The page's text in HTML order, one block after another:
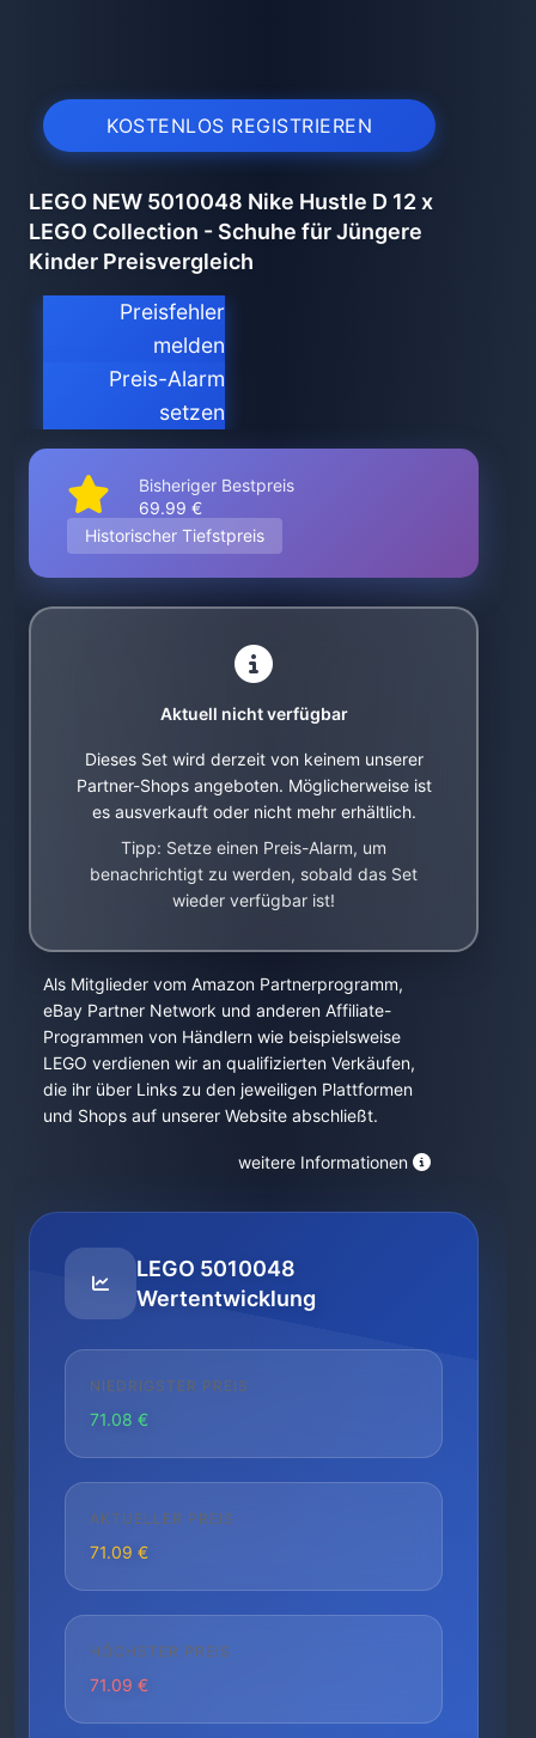
KOSTENLOS REGISTRIEREN
LEGO NEW 5010048 Nike Hustle D 12 x
LEGO Collection - Schuhe für Jüngere
Kinder Preisvergleich
Preisfehler
melden
Preis-Alarm
setzen
Bisheriger Bestpreis
69.99 €
Historischer Tiefstpreis
Aktuell nicht verfügbar
Dieses Set wird derzeit von keinem unserer
Partner-Shops angeboten. Möglicherweise ist
es ausverkauft oder nicht mehr erhältlich.
Tipp: Setze einen Preis-Alarm, um
benachrichtigt zu werden, sobald das Set
wieder verfügbar ist!
Als Mitglieder vom Amazon Partnerprogramm,
eBay Partner Network und anderen Affiliate-
Programmen von Händlern wie beispielsweise
LEGO verdienen wir an qualifizierten Verkäufen,
die ihr über Links zu den jeweiligen Plattformen
und Shops auf unserer Website abschließt.
weitere Informationen
LEGO 5010048
Wertentwicklung
NIEDRIGSTER PREIS
71.08 €
AKTUELLER PREIS
71.09 €
HÖCHSTER PREIS
71.09 €